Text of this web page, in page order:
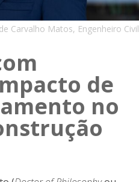
Carvalho Matos, Engenheiro Civil
de
no